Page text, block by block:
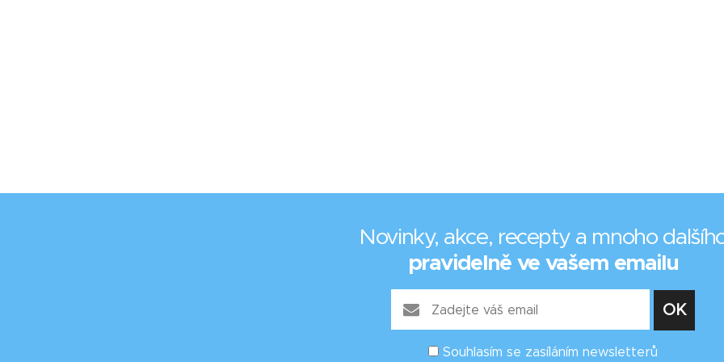
Novinky, akce, recepty a mnoho
pravidelně ve vašem emailu
Souhlasím se zasíláním newsletterů